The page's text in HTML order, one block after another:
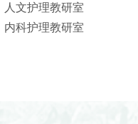
人文护理教研室
内科护理教研室